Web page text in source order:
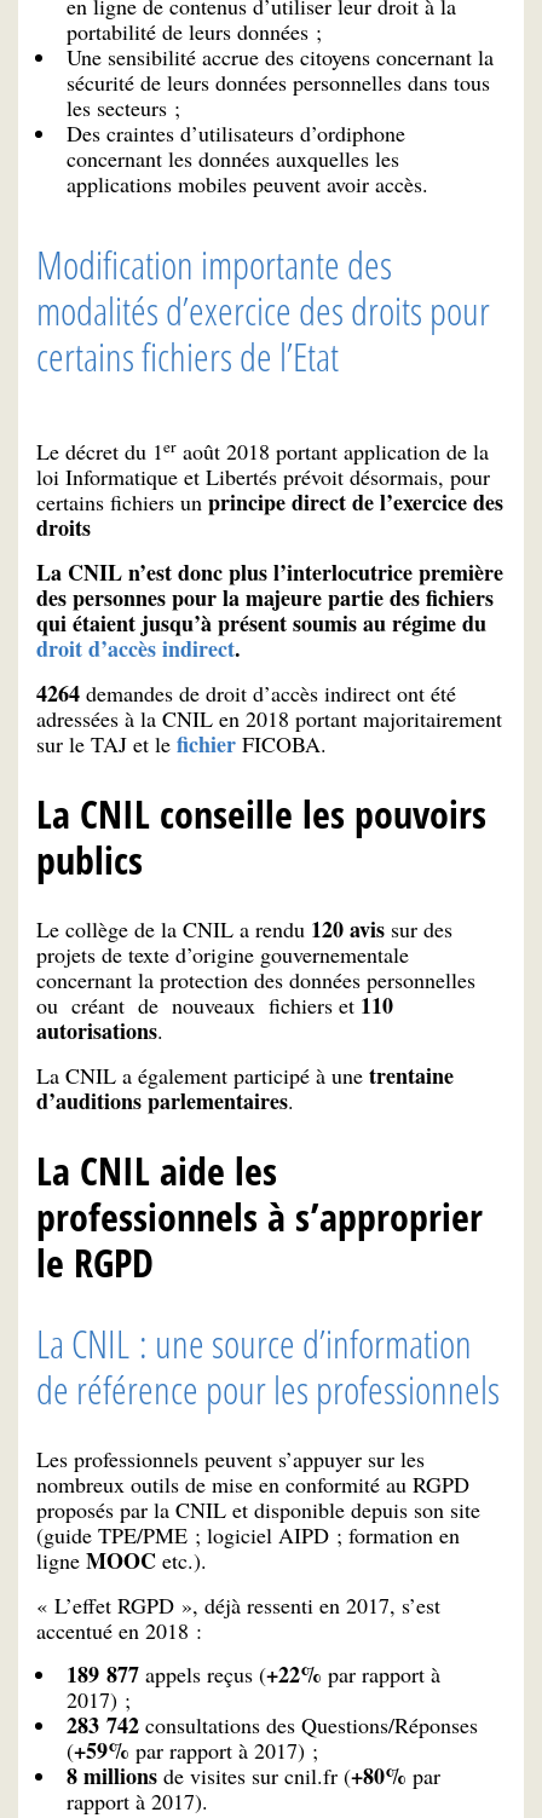
en ligne de contenus d’utiliser leur droit à la
portabilité de leurs données ;
Une sensibilité accrue des citoyens concernant la
sécurité de leurs données personnelles dans tous
les secteurs ;
Des craintes d’utilisateurs d’ordiphone
concernant les données auxquelles les
applications mobiles peuvent avoir accès.
Modification importante des
modalités d’exercice des droits pour
certains fichiers de l’Etat
Le décret du 1er août 2018 portant application de la
loi Informatique et Libertés prévoit désormais, pour
certains fichiers un principe direct de l’exercice des
droits
La CNIL n’est donc plus l’interlocutrice première
des personnes pour la majeure partie des fichiers
qui étaient jusqu’à présent soumis au régime du
droit d’accès indirect.
4264 demandes de droit d’accès indirect ont été
adressées à la CNIL en 2018 portant majoritairement
sur le TAJ et le fichier FICOBA.
La CNIL conseille les pouvoirs
publics
Le collège de la CNIL a rendu 120 avis sur des
projets de texte d’origine gouvernementale
concernant la protection des données personnelles
ou créant de nouveaux fichiers et 110
autorisations.
La CNIL a également participé à une trentaine
d’auditions parlementaires.
La CNIL aide les
professionnels à s’approprier
le RGPD
La CNIL : une source d’information
de référence pour les professionnels
Les professionnels peuvent s’appuyer sur les
nombreux outils de mise en conformité au RGPD
proposés par la CNIL et disponible depuis son site
(guide TPE/PME ; logiciel AIPD ; formation en
ligne MOOC etc.).
« L’effet RGPD », déjà ressenti en 2017, s’est
accentué en 2018 :
189 877 appels reçus (+22% par rapport à
2017) ;
283 742 consultations des Questions/Réponses
(+59% par rapport à 2017) ;
8 millions de visites sur cnil.fr (+80% par
rapport à 2017).